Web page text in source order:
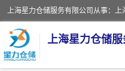
上海星力仓储